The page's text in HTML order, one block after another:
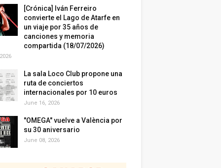
[Crónica] Iván Ferreiro
convierte el Lago de Atarfe en
un viaje por 35 años de
canciones y memoria
compartida (18/07/2026)
La sala Loco Club propone una
ruta de conciertos
internacionales por 10 euros
June 16, 2026
"OMEGA" vuelve a València por
su 30 aniversario
June 08, 2026